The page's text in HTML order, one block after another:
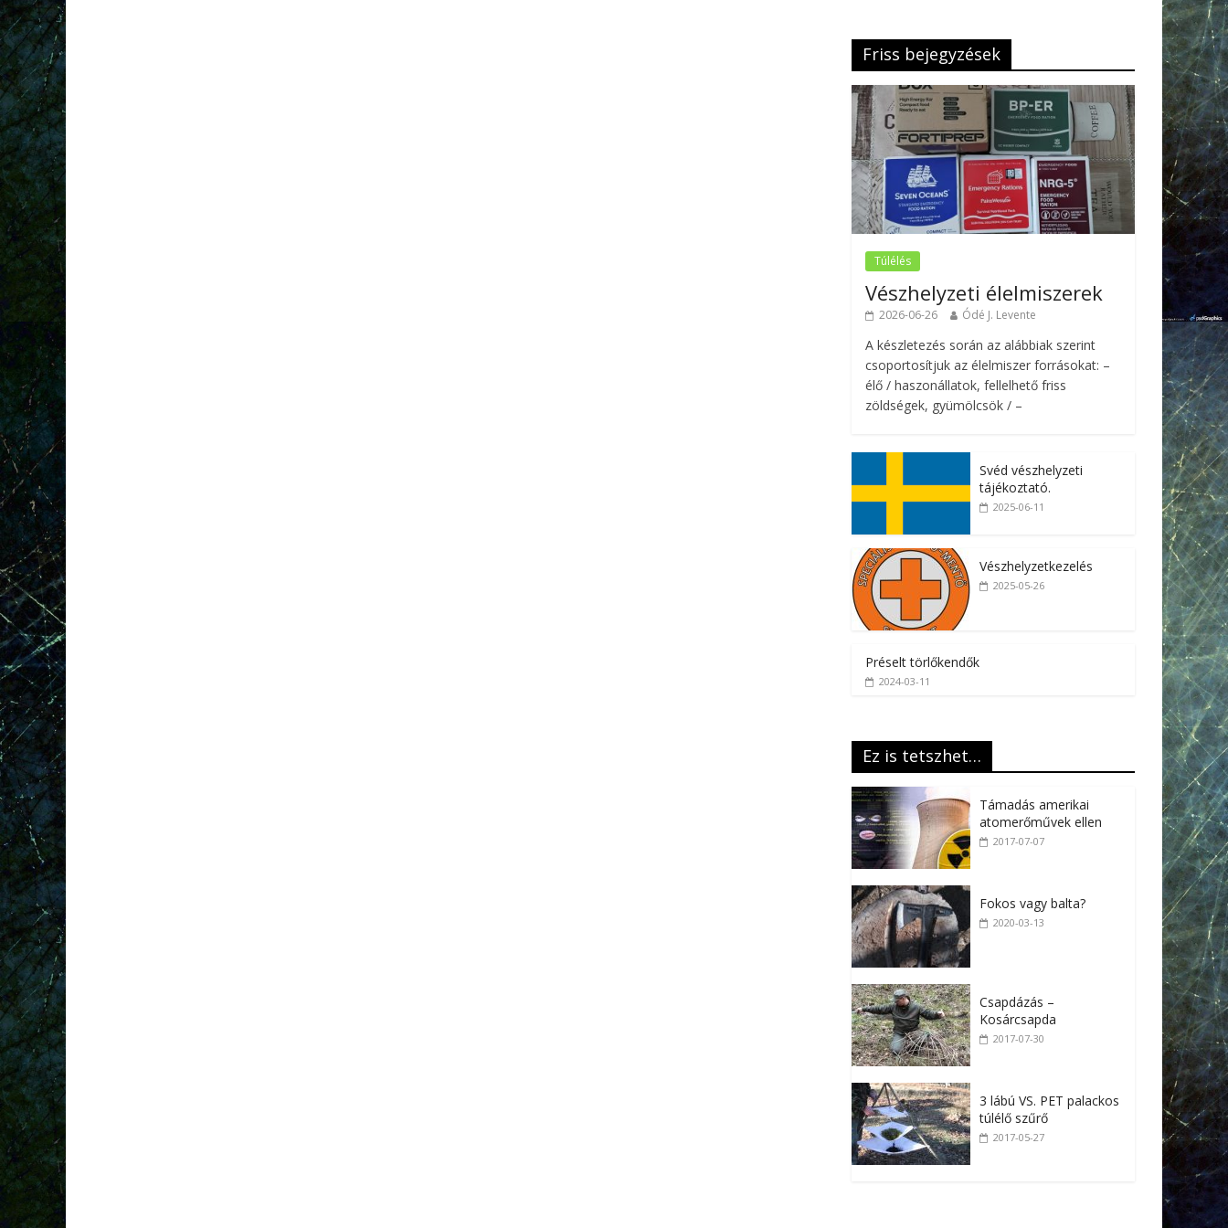
Friss bejegyzések
Túlélés
Vészhelyzeti élelmiszerek
2026-06-26 Ódé J. Levente
A készletezés során az alábbiak szerint
csoportosítjuk az élelmiszer forrásokat: –
élő / haszonállatok, fellelhető friss
zöldségek, gyümölcsök / –
Svéd vészhelyzeti
tájékoztató.
2025-06-11
Vészhelyzetkezelés
2025-05-26
Préselt törlőkendők
2024-03-11
Ez is tetszhet…
Támadás amerikai
atomerőművek ellen
2017-07-07
Fokos vagy balta?
2020-03-13
Csapdázás –
Kosárcsapda
2017-07-30
3 lábú VS. PET palackos
túlélő szűrő
2017-05-27